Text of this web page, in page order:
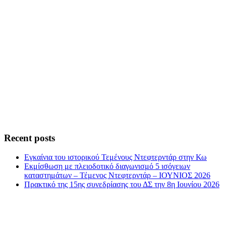
Recent posts
Εγκαίνια του ιστορικού Τεμένους Ντεφτερντάρ στην Κω
Εκμίσθωση με πλειοδοτικό διαγωνισμό 5 ισόγειων
καταστημάτων – Τέμενος Ντεφτερντάρ – ΙΟΥΝΙΟΣ 2026
Πρακτικό της 15ης συνεδρίασης του ΔΣ την 8η Ιουνίου 2026